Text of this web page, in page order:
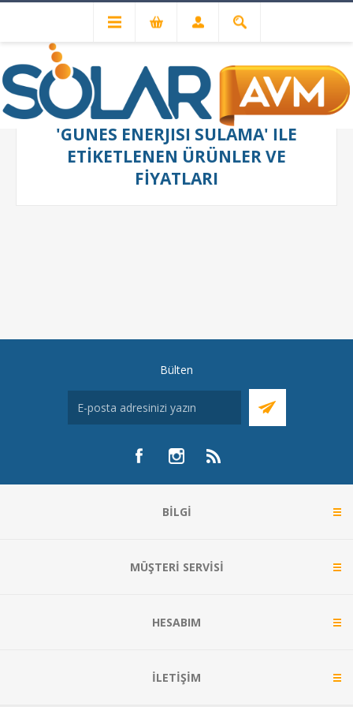
'GUNES ENERJISI SULAMA' ILE
ETIKETLENEN ÜRÜNLER VE
FIYATLARI
Bülten
BILGI
MÜŞTERI SERVISI
HESABIM
İLETIŞIM